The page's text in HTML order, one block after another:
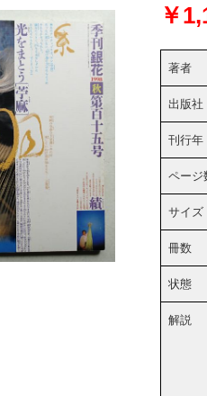
￥
著者
出版社
刊行年
ページ
サイズ
冊数
状態
解説